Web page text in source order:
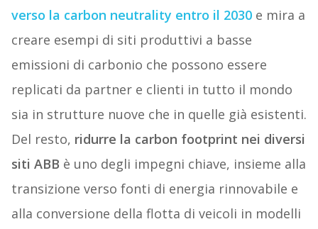
verso la carbon neutrality entro il 2030e mira a
creare esempi di siti produttivi a basse
emissioni di carbonio che possono essere
replicati da partner e clienti in tutto il mondo
sia in strutture nuove che in quelle già esistenti.
Del resto, ridurre la carbon footprint nei diversi
siti ABB è uno degli impegni chiave, insieme alla
transizione verso fonti di energia rinnovabile e
alla conversione della flotta di veicoli in modelli